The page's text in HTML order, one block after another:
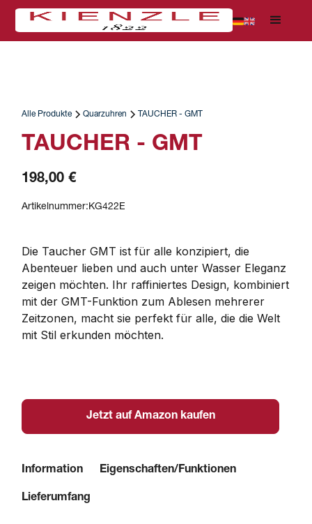
Alle Produkte Quarzuhren TAUCHER - GMT
TAUCHER - GMT
198,00 €
Artikelnummer:KG422E
Die Taucher GMT ist für alle konzipiert, die
Abenteuer lieben und auch unter Wasser Eleganz
zeigen möchten. Ihr raffiniertes Design, kombiniert
mit der GMT-Funktion zum Ablesen mehrerer
Zeitzonen, macht sie perfekt für alle, die die Welt
mit Stil erkunden möchten.
Jetzt auf Amazon kaufen
Information Eigenschaften/Funktionen
Lieferumfang